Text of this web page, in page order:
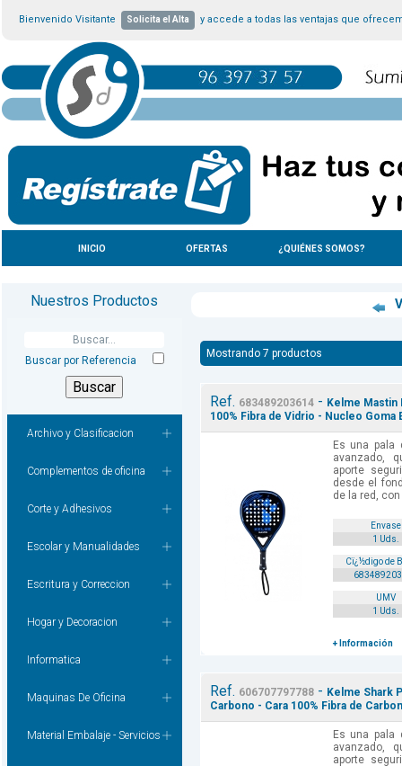
Bienvenido Visitante Solicita el Alta y accede a todas las ventajas que
INICIO OFERTAS ¿QUIÉNES SOMOS?
Nuestros Productos
Buscar por Referencia
Archivo y Clasificacion
Complementos de oficina
Corte y Adhesivos
Escolar y Manualidades
Escritura y Correccion
Hogar y Decoracion
Informatica
Maquinas De Oficina
Material Embalaje - Servicios
Mostrando 7 productos
Ref. 683489203614- Kelme Mastin
100% Fibra de Vidrio - Nucleo Goma
Es una pala
avanzado,
aporte
desde el
de la red,
Envase
1 Uds.
Cï¿½digo de
UMV
1 Uds.
+ Información
Ref. 606707797788- Kelme Shark
Carbono - Cara 100% Fibra de
Es una pala
avanzado,
aporte